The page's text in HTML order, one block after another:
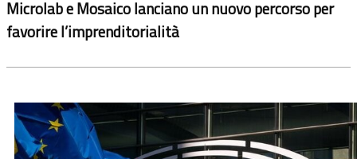
Microlab e Mosaico lanciano un nuovo percorso per
favorire l’imprenditorialità